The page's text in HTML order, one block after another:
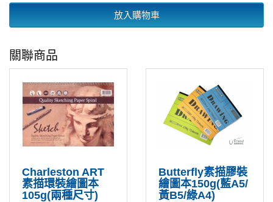
放入購物車
關聯商品
Charleston ART
素描環裝繪圖本
105g(兩種尺寸)
Butterfly素描膠裝
繪圖本150g(藍A5/
黃B5/綠A4)